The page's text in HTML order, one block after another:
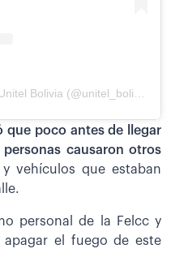
que poco antes de llegar
causaron otros
vehículos que estaban
personal de la Felcc y
apagar el fuego de este